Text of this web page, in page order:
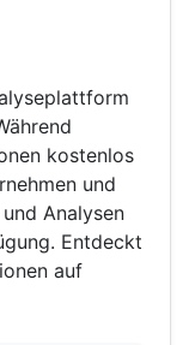
kostenlos
und
Analysen
Entdeckt
auf